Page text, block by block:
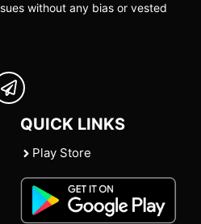
without any bias or vested
QUICK LINKS
Play Store